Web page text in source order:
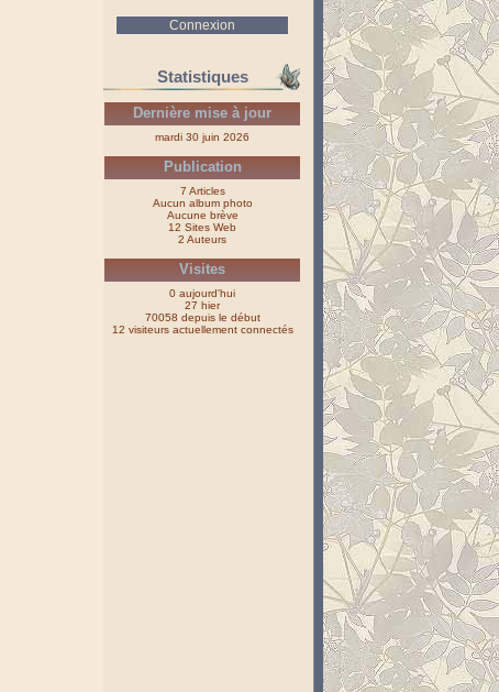
Connexion
Statistiques
Dernière mise à jour
mardi 30 juin 2026
Publication
7 Articles
Aucun album photo
Aucune brève
12 Sites Web
2 Auteurs
Visites
0 aujourd'hui
27 hier
70058 depuis le début
12 visiteurs actuellement connectés